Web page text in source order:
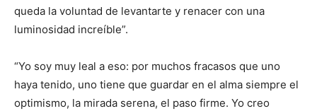
queda la voluntad de levantarte y renacer con una
luminosidad increíble”.
“Yo soy muy leal a eso: por muchos fracasos que uno
haya tenido, uno tiene que guardar en el alma siempre el
optimismo, la mirada serena, el paso firme. Yo creo